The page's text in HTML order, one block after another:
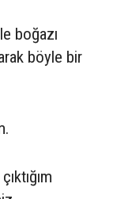
boğazı
böyle bir